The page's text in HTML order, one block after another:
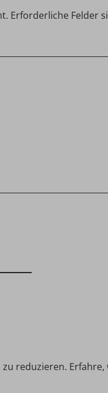
Erforderliche Felder
zu reduzieren.